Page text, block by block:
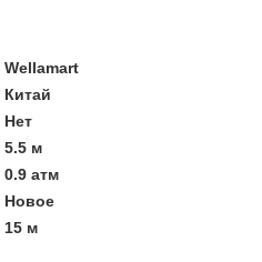
Wellamart
Китай
Нет
5.5 м
0.9 атм
Новое
15 м